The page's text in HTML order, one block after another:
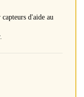
d'aide au